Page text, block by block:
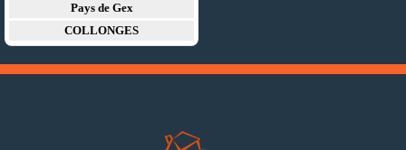
Pays de Gex
COLLONGES